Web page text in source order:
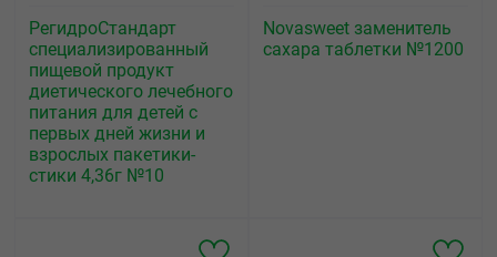
РегидроСтандарт
специализированный
пищевой продукт
диетического лечебного
питания для детей с
первых дней жизни и
взрослых пакетики-
стики 4,36г №10
Novasweet заменитель
сахара таблетки №1200